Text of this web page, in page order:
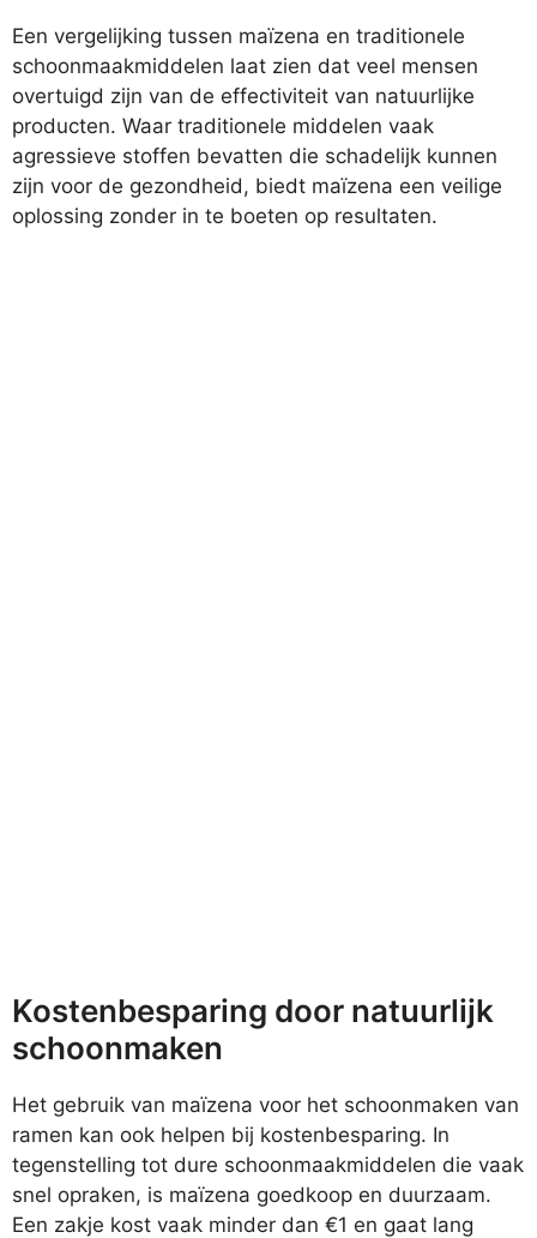
Een vergelijking tussen maïzena en traditionele
schoonmaakmiddelen laat zien dat veel mensen
overtuigd zijn van de effectiviteit van natuurlijke
producten. Waar traditionele middelen vaak
agressieve stoffen bevatten die schadelijk kunnen
zijn voor de gezondheid, biedt maïzena een veilige
oplossing zonder in te boeten op resultaten.
Kostenbesparing door natuurlijk
schoonmaken
Het gebruik van maïzena voor het schoonmaken van
ramen kan ook helpen bij kostenbesparing. In
tegenstelling tot dure schoonmaakmiddelen die vaak
snel opraken, is maïzena goedkoop en duurzaam.
Een zakje kost vaak minder dan €1 en gaat lang